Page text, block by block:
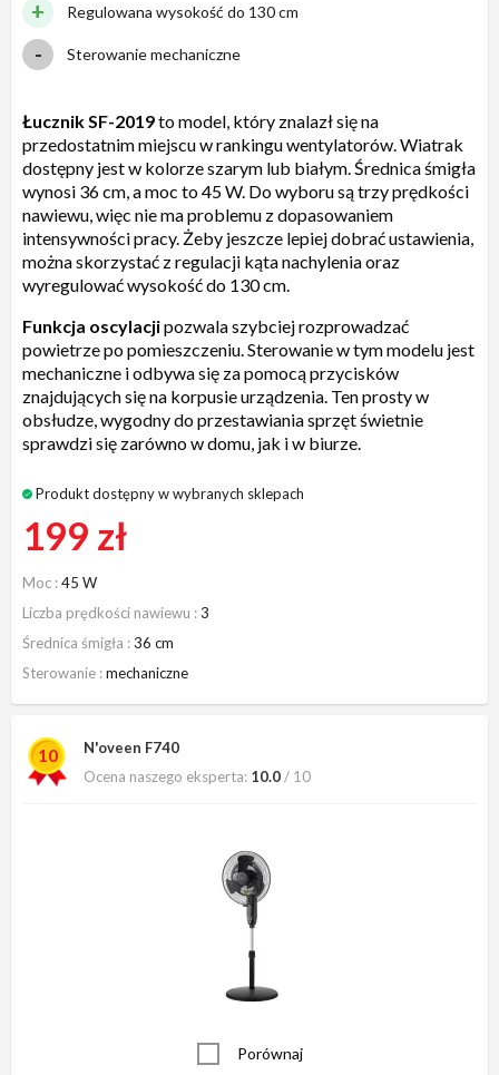
Regulowana wysokość do 130 cm
Sterowanie mechaniczne
Łucznik SF-2019to model, który znalazł się na
przedostatnim miejscu w rankingu wentylatorów. Wiatrak
dostępny jest w kolorze szarym lub białym. Średnica śmigła
wynosi 36 cm, a moc to 45 W. Do wyboru są trzy prędkości
nawiewu, więc nie ma problemu z dopasowaniem
intensywności pracy. Żeby jeszcze lepiej dobrać ustawienia,
można skorzystać z regulacji kąta nachylenia oraz
wyregulować wysokość do 130 cm.
Funkcja oscylacjipozwala szybciej rozprowadzać
powietrze po pomieszczeniu. Sterowanie w tym modelu jest
mechaniczne i odbywa się za pomocą przycisków
znajdujących się na korpusie urządzenia. Ten prosty w
obsłudze, wygodny do przestawiania sprzęt świetnie
sprawdzi się zarówno w domu, jak i w biurze.
Produkt dostępny w wybranych sklepach
199 zł
Moc 45 W
Liczba prędkości nawiewu
3
Średnica śmigła
36 cm
Sterowanie mechaniczne
10
N'oveen F740
Ocena naszego eksperta: 10.0/ 10
Porównaj